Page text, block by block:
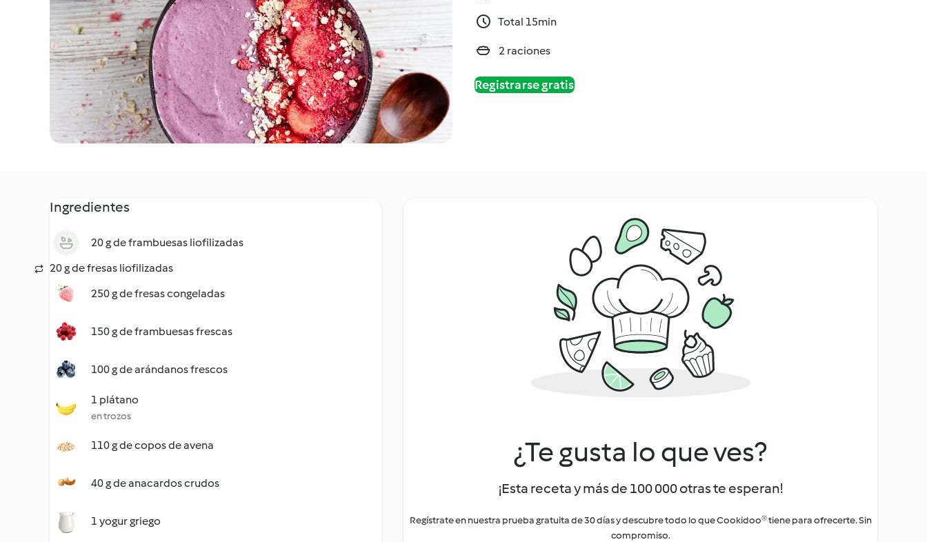
Total 15min
2 raciones
Registrarse gratis
Ingredientes
20 g de frambuesas liofilizadas
20 g de fresas liofilizadas
250 g de fresas congeladas
150 g de frambuesas frescas
100 g de arándanos frescos
1 plátano
en trozos
110 g de copos de avena
40 g de anacardos crudos
1 yogur griego
¿Te gusta lo que ves?
¡Esta receta y más de 100 000 otras te esperan!
Regístrate en nuestra prueba gratuita de 30 días y descubre todo lo que Cookidoo® tiene para ofrecerte. Sin
compromiso.